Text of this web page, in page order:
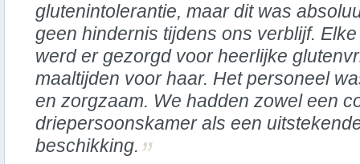
glutenintolerantie, maar dit was
geen hindernis tijdens ons verblijf.
werd er gezorgd voor heerlijke
maaltijden voor haar. Het personeel
en zorgzaam. We hadden zowel een
driepersoonskamer als een
beschikking.